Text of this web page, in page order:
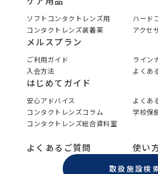
ソフトコンタクトレンズ用
ハード
コンタクトレンズ装着薬
アクセ
メルスプラン
ご利用ガイド
ライン
入会方法
よくあ
はじめてガイド
安心アドバイス
よくあ
コンタクトレンズコラム
学校保
コンタクトレンズ総合資料室
よくあるご質問 使い
取扱施設検